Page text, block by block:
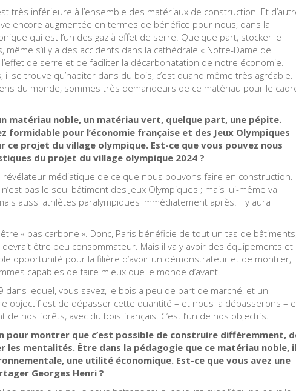
très inférieure à l’ensemble des matériaux de construction. Et
encore augmentée en termes de bénéfice pour nous, dans la
qui est l’un des gaz à effet de serre. Quelque part, stocker le
s’il y a des accidents dans la cathédrale « Notre-Dame de
de serre et de faciliter la décarbonatation de notre économie.
il se trouve qu’habiter dans du bois, c’est quand même très agréable.
du monde, sommes très demandeurs de ce matériau pour le
matériau noble, un matériau vert, quelque part, une pépite.
formidable pour l’économie française et des Jeux Olympiques
ce projet du village olympique. Est-ce que vous pouvez nous
du projet du village olympique 2024 ?
révélateur médiatique de ce que nous pouvons faire en construction.
pas le seul bâtiment des Jeux Olympiques ; mais lui-même va
aussi athlètes paralympiques immédiatement après. Il y aura
« bas carbone ». Donc, Paris bénéficie de tout un tas de
être peu consommateur. Mais il va y avoir des équipements et
opportunité pour la filière d’avoir un démonstrateur et de montrer,
capables de faire mieux que le monde d’avant.
lequel, vous savez, le bois a peu de part de marché, et un
objectif est de dépasser cette quantité – et nous la dépasserons –
nos forêts, avec du bois français. C’est l’un de nos objectifs.
pour montrer que c’est possible de construire différemment,
les mentalités. Être dans la pédagogie que ce matériau noble, il
une utilité économique. Est-ce que vous avez une
Georges Henri ?